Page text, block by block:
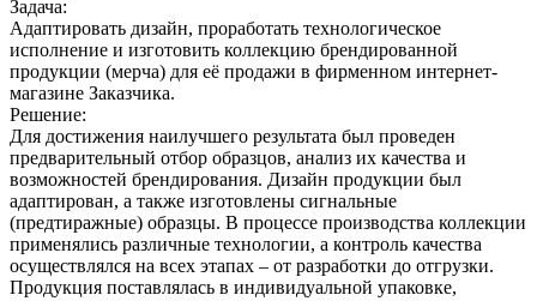
Задача:
Адаптировать дизайн, проработать технологическое
исполнение и изготовить коллекцию брендированной
продукции (мерча) для её продажи в фирменном интернет-
магазине Заказчика.
Решение:
Для достижения наилучшего результата был проведен
предварительный отбор образцов, анализ их качества и
возможностей брендирования. Дизайн продукции был
адаптирован, а также изготовлены сигнальные
(предтиражные) образцы. В процессе производства коллекции
применялись различные технологии, а контроль качества
осуществлялся на всех этапах – от разработки до отгрузки.
Продукция поставлялась в индивидуальной упаковке,